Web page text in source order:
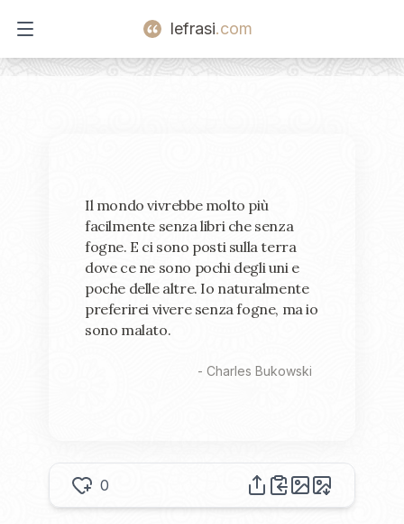
Open main menu
lefrasi.com
Il mondo vivrebbe molto più
facilmente senza libri che senza
fogne. E ci sono posti sulla terra
dove ce ne sono pochi degli uni e
poche delle altre. Io naturalmente
preferirei vivere senza fogne, ma io
sono malato.
- Charles Bukowski
0